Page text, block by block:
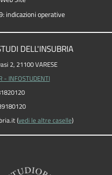
indicazioni operative
DELL'INSUBRIA
2, 21100 VARESE
- INFOSTUDENTI
(vedi le altre caselle)